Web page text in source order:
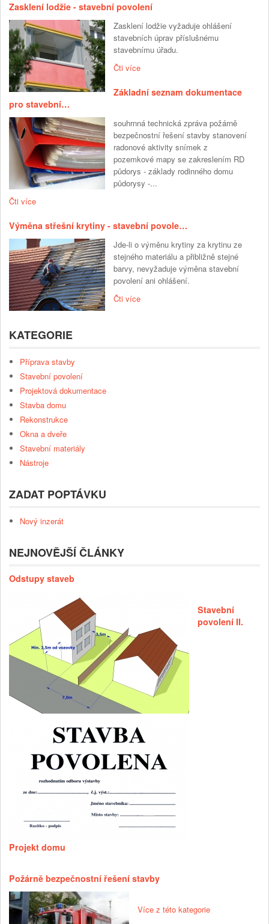
Zasklení lodžie - stavební povolení
Zasklení lodžie vyžaduje ohlášení
stavebních úprav příslušnému
stavebnímu úřadu.
Čti více
Základní seznam dokumentace
pro stavební…
souhrnná technická zpráva požárně
bezpečnostní řešení stavby stanovení
radonové aktivity snímek z
pozemkové mapy se zakreslením RD
půdorys - základy rodinného domu
půdorysy -...
Čti více
Výměna střešní krytiny - stavební povole…
Jde-li o výměnu krytiny za krytinu ze
stejného materiálu a přibližně stejné
barvy, nevyžaduje výměna stavební
povolení ani ohlášení.
Čti více
KATEGORIE
Příprava stavby
Stavební povolení
Projektová dokumentace
Stavba domu
Rekonstrukce
Okna a dveře
Stavební materiály
Nástroje
ZADAT POPTÁVKU
Nový inzerát
NEJNOVĚJŠÍ ČLÁNKY
Odstupy staveb
Stavební
povolení II.
Projekt domu
Požárně bezpečnostní řešení stavby
Více z této kategorie